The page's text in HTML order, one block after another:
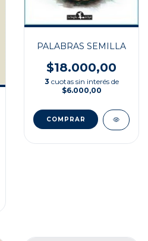
PALABRAS SEMILLA
$18.000,00
3 cuotas sin interés de
$6.000,00